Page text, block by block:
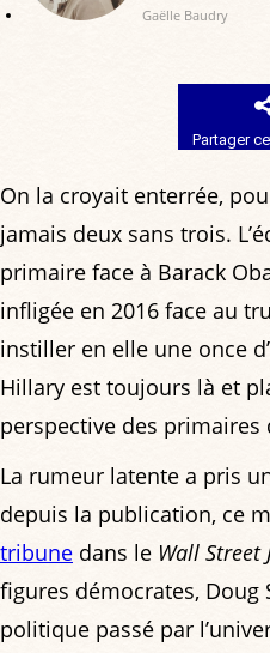
Gaëlle Baudry
Partager
On la croyait enterrée,
jamais deux sans trois.
primaire face à Barack
infligée en 2016 face au
instiller en elle une once
Hillary est toujours là et
perspective des primaires
La rumeur latente a pris
depuis la publication, ce
tribune dans le Wall Street
figures démocrates, Doug
politique passé par